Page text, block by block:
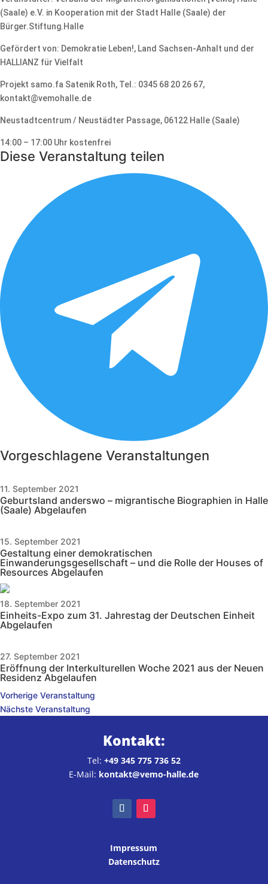
(Saale) e.V. in Kooperation mit der Stadt Halle (Saale) der
Bürger.Stiftung.Halle
Gefördert von: Demokratie Leben!, Land Sachsen-Anhalt und der
HALLIANZ für Vielfalt
Projekt samo.fa Satenik Roth, Tel.: 0345 68 20 26 67,
kontakt@vemo­halle.de
Neustadtcentrum / Neustädter Passage, 06122 Halle (Saale)
14:00 – 17:00 Uhr kostenfrei
Diese Veranstaltung teilen
Vorgeschlagene Veranstaltungen
11. September 2021
Geburtsland anderswo – migrantische Biographien in Halle
(Saale) Abgelaufen
15. September 2021
Gestaltung einer demokratischen
Einwanderungsgesellschaft – und die Rolle der Houses of
Resources Abgelaufen
18. September 2021
Einheits-Expo zum 31. Jahrestag der Deutschen Einheit
Abgelaufen
27. September 2021
Eröffnung der Interkulturellen Woche 2021 aus der Neuen
Residenz Abgelaufen
Vorherige Veranstaltung
Nächste Veranstaltung
Kontakt:
Tel: +49 345 775 736 52
E-Mail: kontakt@vemo-halle.de
Impressum
Datenschutz